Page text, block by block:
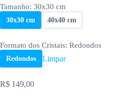
Tamanho: 30x30 cm
30x30 cm 40x40 cm
Formato dos Cristais: Redondos
Redondos Limpar
R$ 149,00